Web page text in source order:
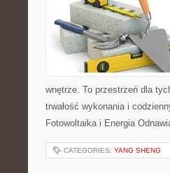
wnętrze. To przestrzeń dla
trwałość wykonania i
Fotowoltaika i Energia
CATEGORIES: YANG SHENG